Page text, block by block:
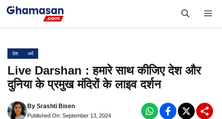
Skip
देश धर्म
Live Darshan : हमारे साथ कीजिए देश और
दुनिया के प्रमुख मंदिरों के लाइव दर्शन
By Srashti Bisen
Published On: September 13, 2024